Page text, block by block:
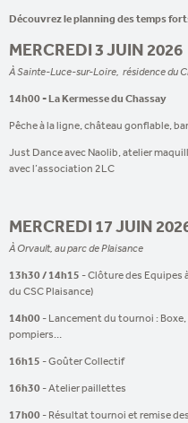
Découvrez le planning des temps
MERCREDI 3 JUIN 2026
À Sainte-Luce-sur-Loire, résidence du
14h00 - La Kermesse du Chassay
Pêche à la ligne, château gonflable,
Just Dance avec Naolib, atelier
avec l’association 2LC
MERCREDI 17 JUIN
À Orvault, au parc de Plaisance
13h30 / 14h15 - Clôture des Equipes
du CSC Plaisance)
14h00 - Lancement du tournoi :
pompiers…
16h15 - Goûter Collectif
16h30 - Atelier paillettes
17h00 - Résultat tournoi et remise